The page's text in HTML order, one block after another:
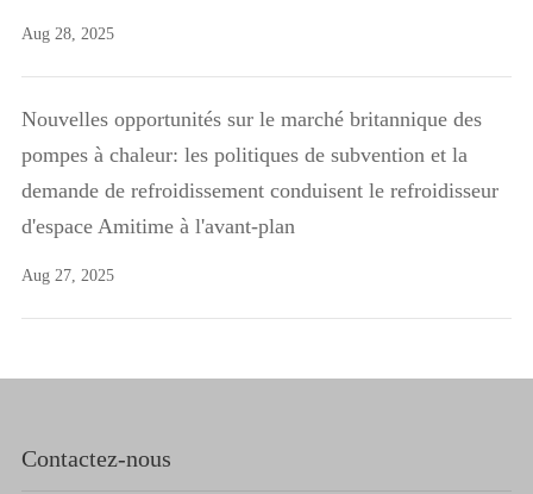
Aug 28, 2025
Nouvelles opportunités sur le marché britannique des
pompes à chaleur: les politiques de subvention et la
demande de refroidissement conduisent le refroidisseur
d'espace Amitime à l'avant-plan
Aug 27, 2025
Contactez-nous